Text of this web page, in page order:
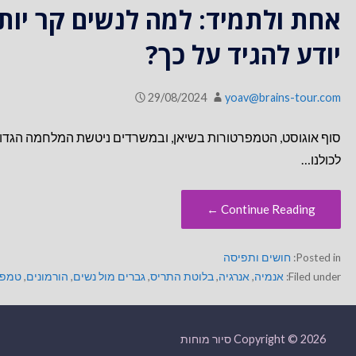
אחת ולתמיד: למה לנשים קר
יודע להגיד על כך?
29/08/2024 yoav@brains-tour.com
סוף אוגוסט, הטמפרטורות בשיאן, ובמשרדים ניטשת המלחמה
לכולנו…
Continue Reading ←
Posted in: חושים ותפיסה
Filed under: אנמיה,אנרגיה,בלוטת התריס,גברים מול נשים, הורמונים,
Copyright © 2026 סיור מוחות